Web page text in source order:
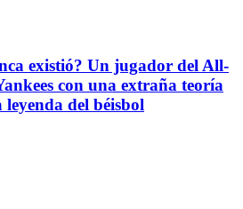
existió? Un jugador del All-
con una extraña teoría
del béisbol